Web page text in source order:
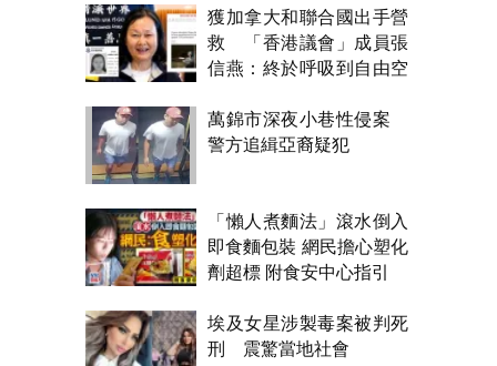
獲加拿大和聯合國出手營
救 「香港議會」成員張
信燕：終於呼吸到自由空
萬錦市深夜小巷性侵案
警方追緝亞裔疑犯
「懶人煮麵法」滾水倒入
即食麵包裝 網民擔心塑化
劑超標 附食安中心指引
埃及女星涉製毒案被判死
刑 震驚當地社會